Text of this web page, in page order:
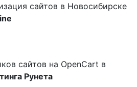
сайтов в Новосибирске
сайтов на OpenCart в
Рунета